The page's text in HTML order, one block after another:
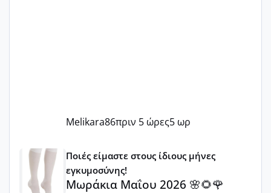
Melikara86πριν 5 ώρες5 ωρ
Μωράκια Μαΐου 2026 🌸🌻🌹
Ποιές είμαστε στους ίδιους μήνες
εγκυμοσύνης!
Μωράκια Μαΐου 2026 🌸🌻🌹